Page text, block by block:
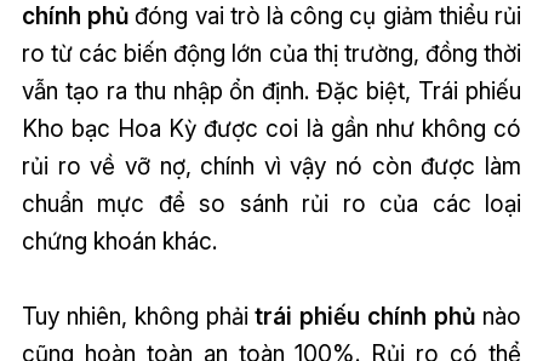
chính phủ đóng vai trò là công cụ giảm thiểu rủi
ro từ các biến động lớn của thị trường, đồng thời
vẫn tạo ra thu nhập ổn định. Đặc biệt, Trái phiếu
Kho bạc Hoa Kỳ được coi là gần như không có
rủi ro về vỡ nợ, chính vì vậy nó còn được làm
chuẩn mực để so sánh rủi ro của các loại
chứng khoán khác.
Tuy nhiên, không phảitrái phiếu chính phủ nào
cũng hoàn toàn an toàn 100%. Rủi ro có thể